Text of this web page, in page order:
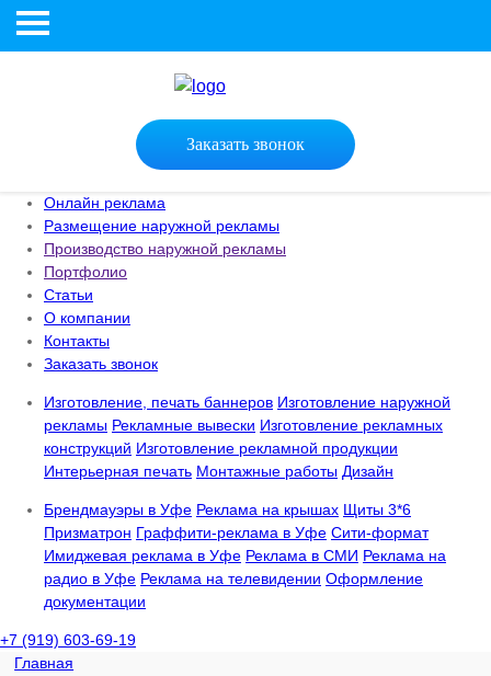
Заказать звонок
Онлайн реклама
Размещение наружной рекламы
Производство наружной рекламы
Портфолио
Статьи
О компании
Контакты
Заказать звонок
Изготовление, печать баннеров Изготовление наружной
рекламы Рекламные вывески Изготовление рекламных
конструкций Изготовление рекламной продукции
Интерьерная печать Монтажные работы Дизайн
Брендмауэры в Уфе Реклама на крышах Щиты 3*6
Призматрон Граффити-реклама в Уфе Сити-формат
Имиджевая реклама в Уфе Реклама в СМИ Реклама на
радио в Уфе Реклама на телевидении Оформление
документации
+7 (919) 603-69-19
Главная